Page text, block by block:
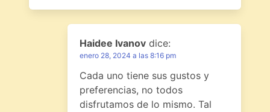
Haidee Ivanov dice:
enero 28, 2024 a las 8:16 pm
Cada uno tiene sus gustos y
preferencias, no todos
disfrutamos de lo mismo. Tal